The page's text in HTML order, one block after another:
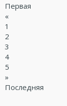
Первая
«
1
2
3
4
5
»
Последняя